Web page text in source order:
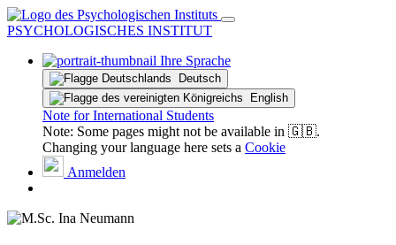
PSYCHOLOGISCHES INSTITUT
Ihre Sprache
Deutsch
English
Note for International Students
Note: Some pages might not be available in 🇬🇧.
Changing your language here sets a Cookie
Anmelden